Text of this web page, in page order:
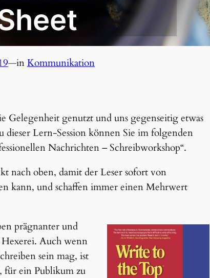
—inKommunikation
Gelegenheit genutzt und uns gegenseitig etwas
Lern-Session können Sie im folgenden
Nachrichten – Schreibworkshop“.
nach oben, damit der Leser sofort von
kann, und schaffen immer einen Mehrwert
prägnanter und
Auch wenn
sein mag, ist
für ein Publikum zu